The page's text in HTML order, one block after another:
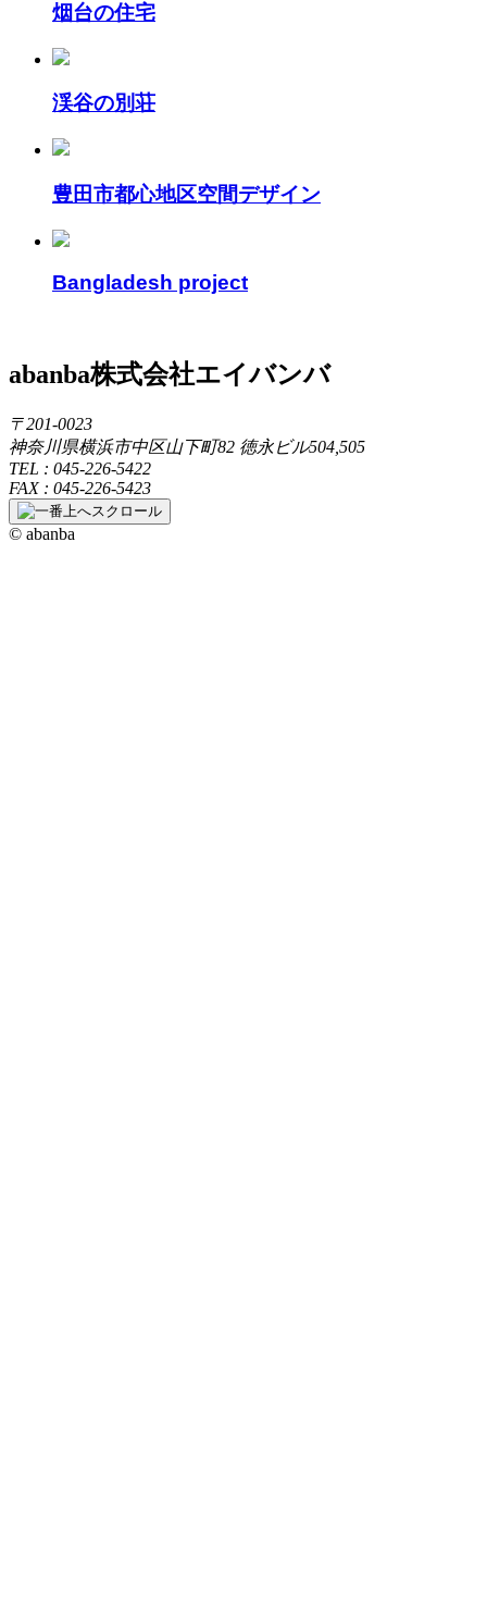
烟台の住宅
渓谷の別荘
豊田市都心地区空間デザイン
Bangladesh project
abanba株式会社エイバンバ
〒201-0023
神奈川県横浜市中区山下町82 徳永ビル504,505
TEL : 045-226-5422
FAX : 045-226-5423
© abanba